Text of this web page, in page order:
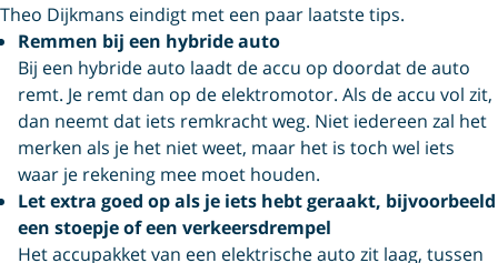
Theo Dijkmans eindigt met een paar laatste tips.
Remmen bij een hybride auto
Bij een hybride auto laadt de accu op doordat de auto
remt. Je remt dan op de elektromotor. Als de accu vol zit,
dan neemt dat iets remkracht weg. Niet iedereen zal het
merken als je het niet weet, maar het is toch wel iets
waar je rekening mee moet houden.
Let extra goed op als je iets hebt geraakt, bijvoorbeeld
een stoepje of een verkeersdrempel
Het accupakket van een elektrische auto zit laag, tussen